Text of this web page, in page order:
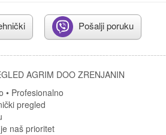
Pošalji poruku
AGRIM DOO ZRENJANIN
• Profesionalno
pregled
naš prioritet